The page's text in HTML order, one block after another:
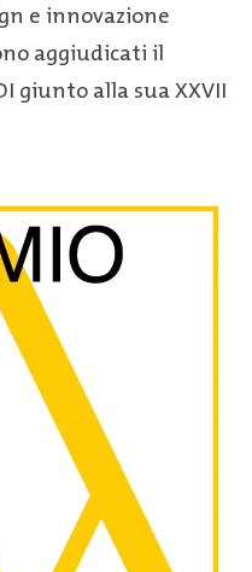
e innovazione
aggiudicati il
giunto alla sua XXVII